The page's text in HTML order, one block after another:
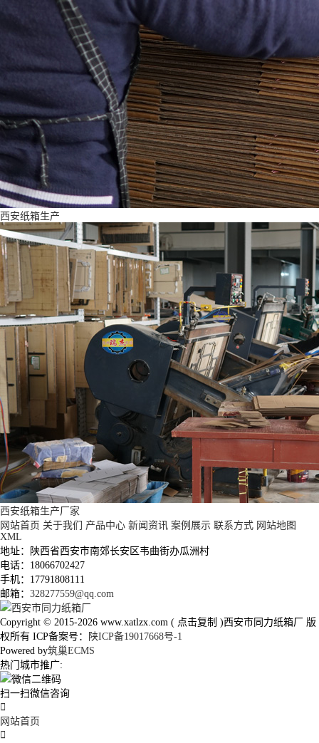
西安纸箱生产
西安纸箱生产厂家
网站首页 关于我们 产品中心 新闻资讯 案例展示 联系方式 网站地图
XML
地址：陕西省西安市南郊长安区韦曲街办瓜洲村
电话：18066702427
手机：17791808111
邮箱： 328277559@qq.com
Copyright © 2015-2026 www.xatlzx.com ( 点击复制 )西安市同力纸箱厂 版
权所有 ICP备案号：
陕ICP备19017668号-1
Powered by筑巢ECMS
热门城市推广:
扫一扫微信咨询

网站首页
